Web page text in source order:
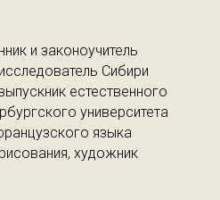
и законоучитель
Сибири
естественного
университета
языка
художник